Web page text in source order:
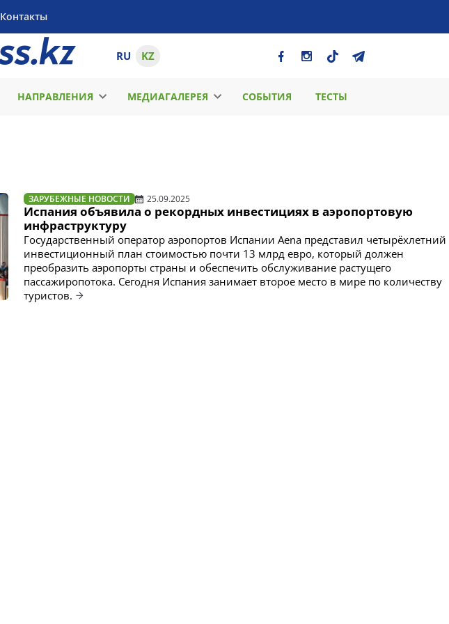
Контакты
RU KZ
НАПРАВЛЕНИЯ МЕДИАГАЛЕРЕЯ СОБЫТИЯ ТЕСТЫ
ЗАРУБЕЖНЫЕ НОВОСТИ 25.09.2025
Испания объявила о рекордных инвестициях в аэропортовую
инфраструктуру
Государственный оператор аэропортов Испании Aena представил четырёхлетний
инвестиционный план стоимостью почти 13 млрд евро, который должен
преобразить аэропорты страны и обеспечить обслуживание растущего
пассажиропотока. Сегодня Испания занимает второе место в мире по количеству
туристов.